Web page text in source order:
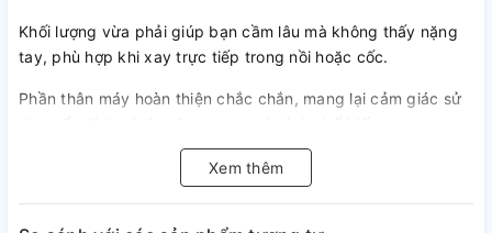
Khối lượng vừa phải giúp bạn cầm lâu mà không thấy nặng
tay, phù hợp khi xay trực tiếp trong nồi hoặc cốc.
Phần thân máy hoàn thiện chắc chắn, mang lại cảm giác sử
Xem thêm